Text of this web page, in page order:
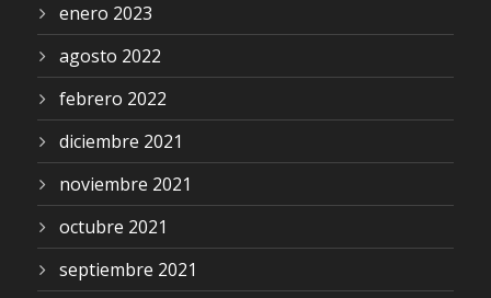
enero 2023
agosto 2022
febrero 2022
diciembre 2021
noviembre 2021
octubre 2021
septiembre 2021